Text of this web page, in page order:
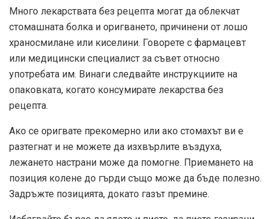
Много лекарствата без рецепта могат да облекчат
стомашната болка и оригването, причинени от лошо
храносмилане или киселини. Говорете с фармацевт
или медицински специалист за съвет относно
употребата им. Винаги следвайте инструкциите на
опаковката, когато консумирате лекарства без
рецепта.
Ако се оригвате прекомерно или ако стомахът ви е
разтегнат и не можете да изхвърлите въздуха,
лежането настрани може да помогне. Приемането на
позиция колене до гърди също може да бъде полезно.
Задръжте позицията, докато газът премине.